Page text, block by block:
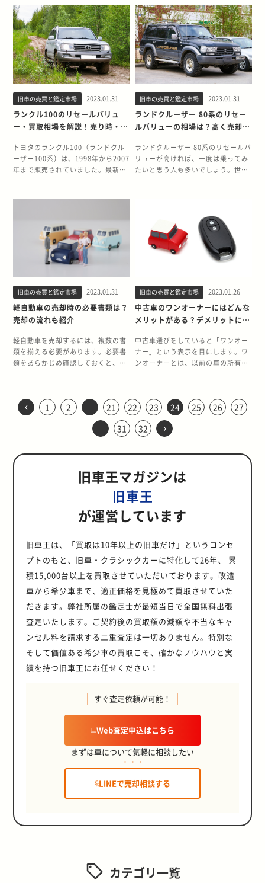
合わせしたい方は下の画像をタッ
プ！
うに見せているからかもしれませ
ん。 ■落とし穴3：走行距離が少な
いから程度が良いと思い込んでしま
う 走行距離が多いクルマは、程度が
悪く見えます。 走行距離が少ない
と、劣化や傷みが少ないと思い込ん
でしまいがちです。 走行距離と、程
度は比例するとはいい切れません。
走行距離が少ないのは、単に長年動
いていなかったかもしれません。 ■
落とし穴4：ノーマル車だから程度
が良いと思い込んでしまう 改造車や
ます。 ノーマル車は、大事にされて
きたと思い込んでしまいがちです。
状態と、程度は比例するとはいい切
てしまう、もっと高くなると思い込
んでしまう タマ数が減ってくると、
欲しい欲求が高まります。 「今買わ
なければなくなってしまう」「今買
わなければもっと高くなってしま
少性と価値は比例しません。 旧車
は、焦って買うものではありませ
ん。 どうかこれだけは覚えておいて
ください。 ・ホームページ
Facebookhttps://
Z32-Proshop-
Zone/286263454768481 ・
YouTubehttps://
[ライター・撮影/小村英樹(Zone代
表)]
10万km以下でオートフリートップ
やディーゼルエンジン、4WDのモデ
ルの場合は需要も高いといえるでし
ょう。それ以外のグレードに関して
は年式相応のリセールバリューにな
ります。 ボンゴフレンディを高く売
る方法 続いて、ボンゴフレンディを
高く売る方法について詳しく解説し
ます。 基本的なメンテナンスを欠か
さない ボンゴフレンディは、基本的
なメンテナンスを欠かさないことで
高額査定となる可能性が高まりま
す。レジャー目的で使用する人が多
い車のため走行距離が伸びやすく、
定期的なオイルや消耗品の交換は必
簿にその記載があることも査定額に
高年式・低走行のボンゴフレンディ
は高額査定となる可能性がありま
す。販売終了から既に15年以上が経
過している車のため、最終型モデル
や低走行か否かが査定額に大きく影
響するといってよいでしょう。 オー
トフリートップは完動するように故
障個所を修理する ボンゴフレンディ
の最大の魅力はオートフリートップ
です。ルーフ部分を電動でポップア
障し、付属しているテント部分のネ
ットも破れてしまうため交換が必要
となります。買取査定時に不具合が
ィの魅力と歴史 ボンゴフレンディ
は、1995～2006年に販売されたマ
ツダのミニバンです。衝突安全性を
考慮して外観上はボンネット部分が
のシルエットで、構造的にはエンジ
ンを運転席下に配置したキャブオー
バータイプで設計されています。 最
大の特徴は、「オートフリートッ
プ」などレジャーに特化した装備が
充実していることです。ルーフの前
部が開閉する「オートフリートッ
とのできる空間を生み出して車中泊
を快適にします。電動カーテンやハ
イパースライドシートなど、オート
キャンプでの使い勝手を考えた汎用
モデルのキャンピングカーといえる
でしょう。 ＜基本スペック＞ 乗車
ジン ・2.0L 直４ガソリン仕様・
2.5L V6 ガソリン仕様・2.5L 直4 デ
ィーゼル仕様
離が短い車で高くなる傾向がありま
す。 エブリイを高く売る方法 エブ
リイを高く売るための方法は、基本
的なメンテナンスをしておくこと
と、他車との仕様差をアピールする
ことです。 エブリイとエブリイワゴ
ンはそれぞれ目的や仕様が違うの
で、年式や状態が同じであっても買
取価格が異なります。しかし高く売
却するためのポイントは同じと考え
てよいでしょう。 基本的なメンテナ
ンスをしておく 車を良好なコンディ
ションに保つためには、日頃の基本
的なメンテナンスが大切です。例え
ばエンジンをよい状態に保つために
定期的に交換したほうがよいでしょ
う。 オプション・カスタマイズをア
ピールする 商用バンの現行モデルは
2015年に登場しました。歴史が長く
マイズされていれば、買取業車に強
くアピールしましょう。同年式、同
レベルの他車に対して差別化を強調
することが、高く売却する上でのポ
と歴史 エブリイの最大の魅力は、長
い販売実績に裏付けられた品質の高
さがあることです。どのような車で
る部位が見えてくることがありま
す。自動車メーカーでは外観に大き
な変化がなくても、目に見えない細
かい改良を繰り返しながら、車の品
すでに販売期間が長く、他の自動車
メーカーからも販売されており、日
本の道路を知り尽くした車とも言え
るでしょう。 広い室内空間はもちろ
ん、スズキが独自に開発した5AGS
という自動変速機も魅力の一つで
す。5AGSはマニュアルトランスミ
た、いわばオートM/Tとも呼べる自
動変速機です。 燃費がよいのはもち
ろん、マニュアル変速操作もできま
す。現行のエブリイワゴンは5M/T
または4速のA/Tですが、商用のエブ
リイの2WDモデルには現在でも
A/Tが主流の日本車において、気軽
にマニュアルトランスミッションの
楽しさを味わいたい旧車ファンにと
う。
間に渡って続いたランエボの歴史の
中で、最強との呼び声が高いのが第
3世代である2000年代に登場した3
つのモデルです。 熟成と進化の結果
生み出され、現在でも高い人気を誇
るランエボVII・VIII・IXの3モデルの
違いを詳しくお伝えします。 2000
世代ランエボはベースであるランサ
ーのモデルチェンジに伴って、2001
年に登場しました。 新開発のボディ
や各種装備など、大幅なポテンシャ
ルアップを果たした第3世代ランエ
ボについて詳しく紹介します。 ベー
スとなったのはランサーセディア 第
た“ランサーセディア”です。先代ラ
ディには、スポット溶接の追加や取
付部の補強に加え、専用レインフォ
ースメントまで装備され、剛性面で
圧倒的な進化を遂げます。 また、
HIDヘッドライトやアクティブ・セ
ンター・ディファレンシャル
（ACD）という先進装備の採用も積
極的に行われました。特にACDは、
各種センサーから読み取った「車両
の旋回状況」に合わせて前後輪の差
動制御を電子的に実施するという、
運動性能向上につながる画期的な装
備です。 4G63エンジン搭載最後の
した。 2.0L直列4気筒ターボの4G63
型エンジンはすでに完成の域に達し
つつありましたが、第3世代ランエ
ボでさらなる熟成を重ねます。最高
ものの、モデルを追うごとにトルク
の向上が図られました。最大トルク
は、ランエボVIIで先代から1.0kg・
m増の39.0kg・m、VIIIで40.0kg・
m、最終モデルのIXでは41.5kg・m
にも達します。 エンジンのもつポテ
ことは、第3世代ランエボが最強と
呼ばれる理由の一つです。 ランエボ
史上“初”のバリエーションが加えら
れた 幅広いユーザー層を取り込むた
バリエーションが2つラインナップ
に追加されました。 一つは、ランエ
ボVIIに追加された初のAT採用モデ
ルです。INVECS-IIと呼ばれるスポ
ーツモード搭載の5速ATが搭載され
ました。エンジンの出力こそ272ps
に抑えられていたものの、最大トル
クの発生をMTモデルよりも500rpm
のトルクを重視した扱いやすい特性
に仕上げられていました。 もう一つ
が、ランエボIX発売後に投入された
初のワゴン仕様車です。ランエボIX
をベースに、ランサーワゴンの設計
を流用して開発されました。エンジ
ンを始め多くの仕様はランエボIXを
ながら高い性能を発揮。ワゴン化に
よって低下した剛性もスポット溶接
する4G63型エンジンのパワーを十
ィア（2003年以降の名称は「ランサ
ー」）をベース車両として開発され
理工場まで持ち込むのも大変です。
カーエアコンは、冬が終わった春先
に一度チェックしておきましょう。
今回は、エアコントラブルの主な原
因の一つである“ガス漏れ”を中心に
原因や対処方法を詳しく解説しま
す。また、旧車で起こりがちな故障
調を感じたらぜひ参考にしてくださ
い。 カーエアコンは早期点検が重要
カーエアコンの故障は、できるだけ
早く原因を突き止めて修理をするこ
とが重要で、冬場を超えた春先での
点検をおすすめします。 ここから
は、寒い時期を過ぎた後での点検が
て春先をおすすめする理由は、単純
に故障に気がつくのが春以降になり
やすいためです。冬場の車内暖房
は、エンジンで温められた冷却水の
が暖かくなるのです。そのため、エ
アコンが故障してもなかなか気がつ
きません。 そしてもう1つの理由
が、長期間使用しない点と寒さによ
る悪影響です。動かさないことによ
ってコンプレッサーが固着したり、
温度変化によってパッキン類の劣化
かなくなる主な原因は、漏れによる
ガス（冷媒）不足です。エアコン
は、圧縮したガスが気化する際に空
気中の熱を奪うことで冷却します。
ん。 ガス漏れしやすい箇所は、コン
プレッサー、コンデンサー、配管の
継ぎ目です。コンプレッサーは稼働
時に大きな力がかかるため、軸受や
本体の歪みによってガスが漏れやす
持ったエアコンガスを冷却するラジ
エーターのような形状の部品です。
フロントバンパーの裏側にあるた
め、走行中に小石などがぶつかると
ンプレッサーのダメージにつながる
こともある カーエアコンのガス漏れ
は、コンプレッサー本体のダメージ
につながる場合もあるので注意しま
しょう。コンプレッサーが故障して
しまうと、部品を丸ごと交換しなけ
ればならない場合も多く、修理費用
が高額になってしまいます。 ガス漏
る理由は、ガスと同時にオイルも漏
れてしまうためです。カーエアコン
の配管内は、コンプレッサーやシー
ル剤やパッキンを保護するオイルも
ガスと一緒に循環しています。高負
荷のかかるコンプレッサーにとっ
て、潤滑と冷却を行うオイルは欠か
悪の場合コンプレッサーが焼き付い
て使用できなくなってしまいます。
能も備わっています。ガスを補充し
注意が必要なのは、軽微な漏れの場
合です。ガスを補充すればエアコン
旧車の売買と鑑定市場 2023.01.31
ランクル100のリセールバリュ
ー・買取相場を解説！売り時・高
トヨタのランクル100（ランドクル
ーザー100系）は、1998年から2007
年まで販売されていました。最新の
び買取相場と、人気のカラーとオプ
ション、売り時の見極め方、高く売
るための方法を紹介します。ランク
ル100の売却を検討している方はぜ
ー・買取相場 ランクル100は中古車
市場において高い人気を誇る本格ク
ロカンで、買取相場も高値で推移し
個体でも100万円以上の価格で取引
されることがあるほどです。 まず
は、ランクル100の買取相場につい
は、〜200万円ほどです。ただし、
直列6気筒のターボエンジンを搭載
したディーゼルモデルの場合は〜
350万円ほどに跳ね上がります。デ
フルな走りを実現できるため、本格
的なオフロード走行を楽しみたい方
からの需要の高さが影響していると
考えられるでしょう。 VXリミテッド
相場は、〜200万円ほどです。VXと
高く、買取相場は〜350万円ほどに
ション 最上級グレードのVXリミテッ
ド Gセレクションの買取相場は、ガ
ソリンモデルで〜200万円ほど、デ
ィーゼルモデルではなんと〜400万
円ほどです。ディーセルモデルのも
ともとの魅力に加えて、最上級らし
されています。 ランクル100の人気
カラー・人気オプション 続いて、ラ
ンクル100で人気のカラーとオプシ
プションを装備したりしている場合
で人気のカラーは、ホワイトパール
系のカラーです。 前期モデルと中期
モデル（1998年〜2005年）では
「ホワイトパールマイカ」、後期モ
ワイトパールクリスタルシャイン」
が該当します。 洗練された色味によ
際立っている点が人気の理由と考え
ル100で人気のオプションを3つ紹介
します。 ・電動デフロック（リヤ）
旧車の売買と鑑定市場 2023.01.31
ランドクルーザー 80系のリセー
ルバリューの相場は？高く売却す
ランドクルーザー 80系のリセールバ
リューが高ければ、一度は乗ってみ
たいと思う人も多いでしょう。世界
ァンを魅了する車です。今回は、ラ
ンドクルーザー 80系のリセールバリ
ューや高く売却する方法について解
説します。ランドクルーザー 80系の
購入や売却を検討中の方は参考にし
クルーザー 80系のリセールバリュー
の相場は、非常に高い状態が続いて
います。世界的にも人気のモデルで
では2021年に約1500万円で落札さ
れた車体もありました。国内でも状
態のよい車体は中古車で200万円台
走行距離が少なく、状態のよい車体
は200〜300万円の査定額となるケ
ースが多いです。新車販売当時の車
両本体価格が350〜450万円だった
古い車となるため、走行距離や車体
の状態などでその価値は大きく異な
ります。 ランドクルーザー 80系の
ランドクルーザー 80系のリセールバ
しく解説します。 走行距離が少ない
80系はリセールバリューが高いで
す。頑丈なフレームでタフなランド
クルーザー 80系は、走行距離が
20〜30万kmでも十分に性能を発揮
します。ただし、リセールバリュー
を考えると、走行距離15万kmを境
め、ひとつの目安と考えるとよいで
しょう。 エンジンタイプ ディーゼ
ルエンジン仕様車は、排ガス規制に
し、ランドクルーザー 80系は、現在
ンジン仕様車の方が買取相場が高
く、そのほとんどは海外へ輸出され
ます。ただし、ランドクルーザー 80
系のディーゼルエンジン車は国内で
入時には注意が必要です。 メーカー
純正仕様車 ランドクルーザー 80系
高い車です。しかし、外品パーツで
できるか否かが、リセールバリュー
に大きく影響します。 バンよりもワ
旧車の売買と鑑定市場 2023.01.31
軽自動車の売却時の必要書類は？
売却の流れも紹介
軽自動車を売却するには、複数の書
類を揃える必要があります。必要書
類をあらかじめ確認しておくと、ス
書類や取得方法などを解説するとと
もに、売却するときの流れを紹介し
軽自動車を売却する際の必要書類は
に、実印と印鑑証明書が不要です。
まずは、軽自動車の売却時の必要書
類を1つずつ解説します。 リサイク
ル券 軽自動車の売却には、リサイク
ル券が必要です。リサイクル券は、
廃車時の解体費用を前払いしたこと
を証明する書類で、車検証入れに保
す。 紛失した場合は以下の方法でリ
サイクル券を印刷してください。 1.
自動車リサイクルシステムにアクセ
ス2.自動車ユーザー向け3.自動車リ
サイクル料金の預託状況4.印刷 軽自
は、軽自動車納税証明書が必要で
す。軽自動車税を支払ったときに、
領収印が押された納税証明書を受け
取れます。名義変更時は不要です
が、車検や売却時に必要です。 紛失
した場合は、各自治体の役所で再発
う。 またクレジットカードで納税し
治体の役所で発行してもらう必要が
あります。 自賠責保険証明書 軽自
動車の売却には、自賠責保険証明書
が必要です。強制保険とも呼ばれて
おり、公道を走行するのに必要な書
類です。自賠責保険証明書は、車検
証入れに保管されているケースが多
いため、車内を確認しましょう。 紛
失した場合は、加入している保険会
い合わせてみてください。 自動車検
査証（車検証） 軽自動車の売却に
旧車の売買と鑑定市場 2023.01.26
中古車のワンオーナーにはどんな
メリットがある？デメリットにつ
中古車選びをしていると「ワンオー
ナー」という表示を目にします。ワ
ンオーナーとは、以前の車の所有者
車の確認方法、メリットとデメリッ
ト、ワンオーナー車を選ぶときのポ
イントについて、詳しく解説しま
す。 ワンオーナー車とは ワンオー
が1人の車のことです。さらに所有
く法人契約やレンタカーとして使わ
しているといって間違いないでしょ
う。不特定多数が運転していると想
像できる車であれば、例え所有歴が
とは扱われません。 ワンオーナー車
の確認方法 購入を検討したい中古車
が見つかった際に、購入を希望する
車がワンオーナー車であるかどうか
を確認する方法は次の2つです。 車
を確認する1つめの方法は、車検証
を見ることです。車検証には車の所
有者の情報が記載されています。も
し所有者に関して複数の情報が記載
されていれば、その車はワンオーナ
ー車ではないことがわかります。 ま
と「登録年月」は同じ時期になりま
流通し、誰かが所有した可能性があ
ります。 ただし、所有者が転居によ
って車のナンバープレートが変更さ
れた場合、登録年月が更新されま
す。ナンバープレートの変更によ
り、初度登録年月と差異が生じます
が、このようなケースであればワン
ます。 また近年は個人情報保護のた
ましょう。 新車保証書を見る 新車
保証書は、車以外の多くの製品にも
‹ 1 2 21 22 23 24 25 26
27
31
32 ›
旧車王マガジンは
旧車王
が運営しています
旧車王は、「買取は10年以上の旧車だけ」というコンセ
プトのもと、旧車・クラシックカーに特化して26年、 累
積15,000台以上を買取させていただいております。改造
車から希少車まで、適正価格を見極めて買取させていた
だきます。弊社所属の鑑定士が最短当日で全国無料出張
査定いたします。ご契約後の買取額の減額や不当なキャ
ンセル料を請求する二重査定は一切ありません。特別な
そして価値ある希少車の買取こそ、確かなノウハウと実
績を持つ旧車王にお任せください！
すぐ査定依頼が可能！
Web査定申込はこちら
まずは車について気軽に相談したい
LINEで売却相談する
カテゴリ一覧